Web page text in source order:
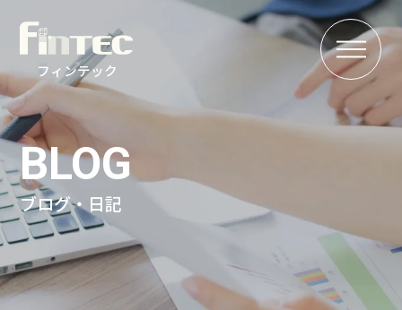
フィンテック
MENU
BLOG
ブログ・日記